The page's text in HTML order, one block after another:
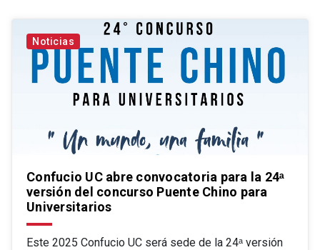
Noticias
Confucio UC abre convocatoria para la 24‭ᵃ
versión del concurso Puente Chino para
Universitarios
Este 2025 Confucio UC será sede de la 24ᵃ versión